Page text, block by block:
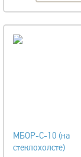
МБОР-С-10 (на
стеклохолсте)